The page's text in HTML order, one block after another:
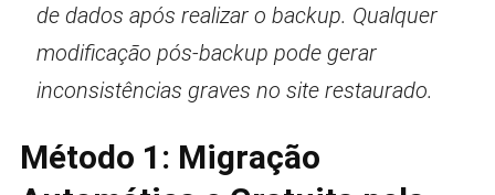
de dados após realizar o backup. Qualquer
modificação pós-backup pode gerar
inconsistências graves no site restaurado.
Método 1: Migração